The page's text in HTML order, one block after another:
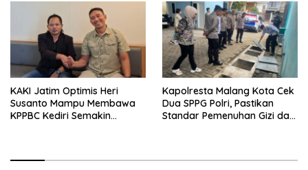
KAKI Jatim Optimis Heri
Susanto Mampu Membawa
KPPBC Kediri Semakin
Kapolresta Malang Kota Cek
Dua SPPG Polri, Pastikan
Standar Pemenuhan Gizi dan